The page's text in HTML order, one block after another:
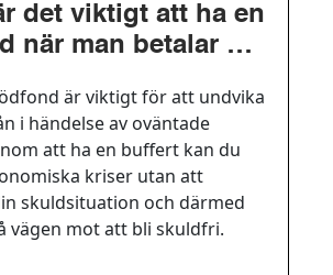
det viktigt att ha en
när man betalar av
är viktigt för att undvika
i händelse av oväntade
att ha en buffert kan du
kriser utan att
skuldsituation och därmed
vägen mot att bli skuldfri.